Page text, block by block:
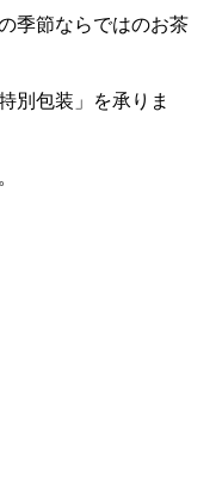
季節ならではのお茶
別包装」を承りま